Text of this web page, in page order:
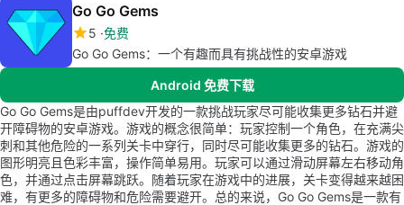
Go Go Gems
5 免费
Go Go Gems：一个有趣而具有挑战性的安卓游戏
Android 免费下载
Go Go Gems是由puffdev开发的一款挑战玩家尽可能收集更多钻石并避
开障碍物的安卓游戏。游戏的概念很简单：玩家控制一个角色，在充满尖
刺和其他危险的一系列关卡中穿行，同时尽可能收集更多的钻石。游戏的
图形明亮且色彩丰富，操作简单易用。玩家可以通过滑动屏幕左右移动角
色，并通过点击屏幕跳跃。随着玩家在游戏中的进展，关卡变得越来越困
难，有更多的障碍物和危险需要避开。总的来说，Go Go Gems是一款有